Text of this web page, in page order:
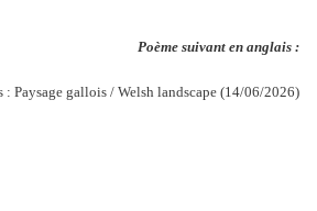
Poème suivant en anglais :
: Paysage gallois / Welsh landscape (14/06/2026)